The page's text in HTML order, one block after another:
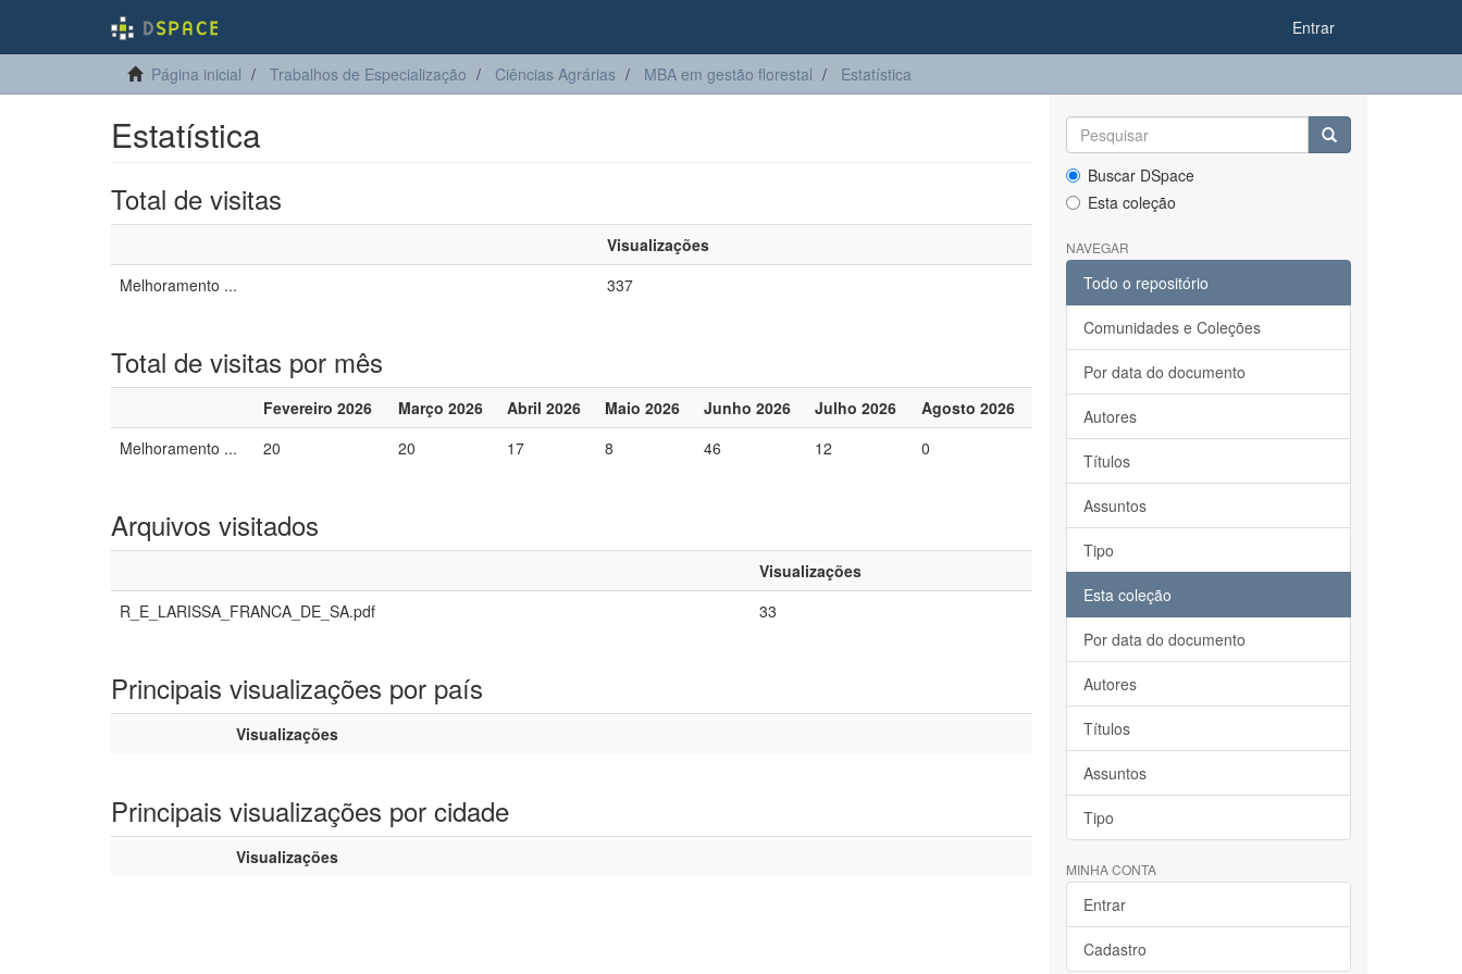
Entrar
Página inicial Trabalhos de Especialização Ciências Agrárias MBA em gestão florestal Estatística
Estatística
Total de visitas
Visualizações
Melhoramento ...
337
Total de visitas por mês
Fevereiro 2026 Março 2026 Abril 2026 Maio 2026 Junho 2026 Julho 2026
Agosto 2026
Melhoramento ...
20 20 17 8 46 12 0
Arquivos visitados
Visualizações
R_E_LARISSA_FRANCA_DE_SA.pdf
33
Principais visualizações por país
Visualizações
Principais visualizações por cidade
Visualizações
Buscar DSpace
Esta coleção
NAVEGAR
Todo o repositório
Comunidades e Coleções
Por data do documento
Autores
Títulos
Assuntos
Tipo
Esta coleção
Por data do documento
Autores
Títulos
Assuntos
Tipo
MINHA CONTA
Entrar
Cadastro